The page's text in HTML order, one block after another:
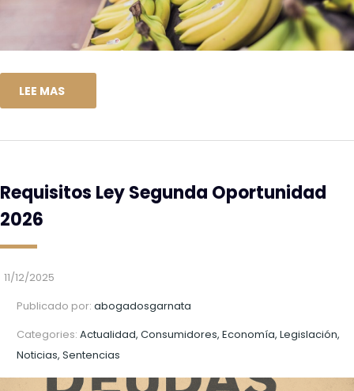
LEE MAS
Requisitos Ley Segunda Oportunidad
2026
11/12/2025
Publicado por: abogadosgarnata
Categories: Actualidad, Consumidores, Economía, Legislación,
Noticias, Sentencias